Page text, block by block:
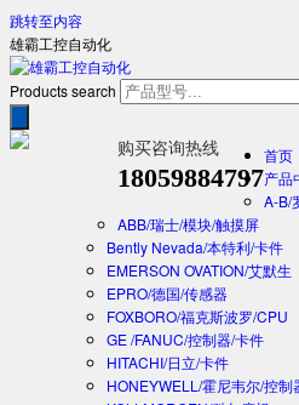
跳转至内容
雄霸工控自动化
Products search
购买咨询热线
18059884797
首页
产品
A-B/
ABB/瑞士/模块/触摸屏
Bently Nevada/本特利/卡件
EMERSON OVATION/艾默生
EPRO/德国/传感器
FOXBORO/福克斯波罗/CPU
GE /FANUC/控制器/卡件
HITACHI/日立/卡件
HONEYWELL/霍尼韦尔/控制